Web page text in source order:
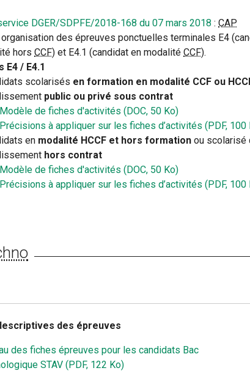
DGER/SDPFE/2018-168 du 07 mars 2018 : CAP
des épreuves ponctuelles terminales E4
hors CCF) et E4.1 (candidat en modalité CCF).
E4 / E4.1
scolarisés en formation en modalité CCF ou
public ou privé sous contrat
Modèle de fiches d'activités (DOC, 50 Ko)
Précisions à appliquer sur les fiches d’activités (PDF, 100
en modalité HCCF et hors formation ou scolarisé
hors contrat
Modèle de fiches d'activités (DOC, 50 Ko)
Précisions à appliquer sur les fiches d’activités (PDF, 100
des épreuves
des fiches épreuves pour les candidats Bac
STAV (PDF, 122 Ko)